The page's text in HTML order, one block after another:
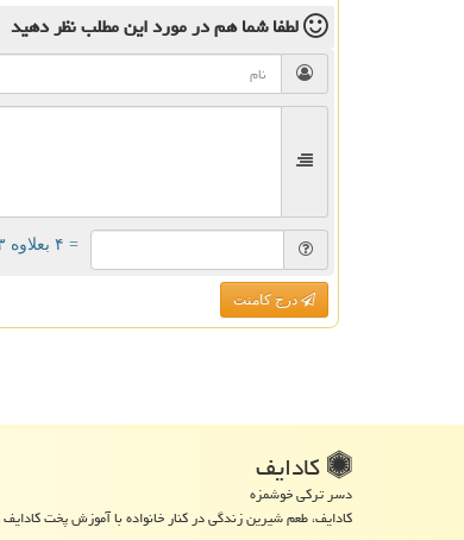
لطفا شما همدر مورد این مطلبنظر دهید
= ۴ بعلاوه ۳
درج کامنت
كادایف
دسر ترکی خوشمزه
کادایف، طعم شیرین زندگی در کنار خانواده با آموزش پخت